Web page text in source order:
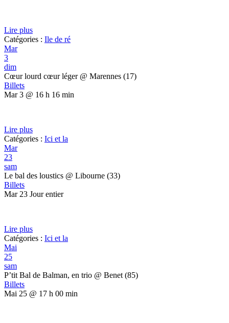
Lire plus
Catégories : Ile de ré
Mar
3
dim
Cœur lourd cœur léger @ Marennes (17)
Billets
Mar 3 @ 16 h 16 min
Lire plus
Catégories : Ici et la
Mar
23
sam
Le bal des loustics @ Libourne (33)
Billets
Mar 23 Jour entier
Lire plus
Catégories : Ici et la
Mai
25
sam
P’tit Bal de Balman, en trio @ Benet (85)
Billets
Mai 25 @ 17 h 00 min